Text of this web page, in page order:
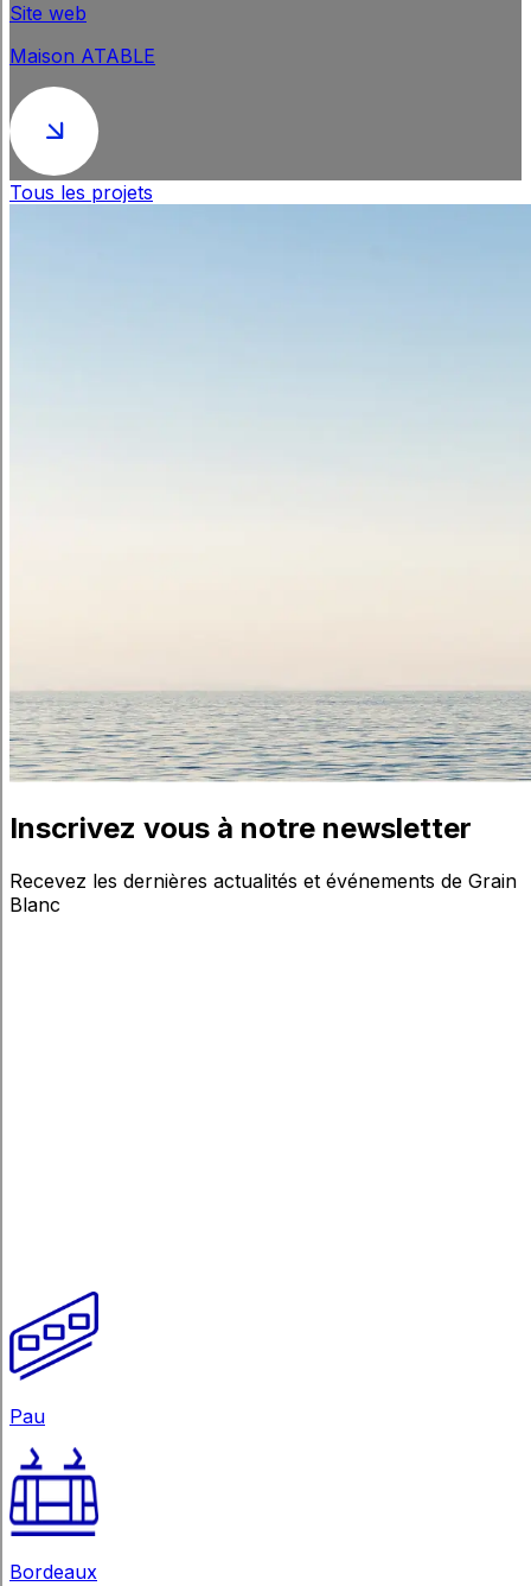
Site web
Maison ATABLE
Tous les projets
Inscrivez vous à notre newsletter
Recevez les dernières actualités et événements de Grain
Blanc
Pau
Bordeaux